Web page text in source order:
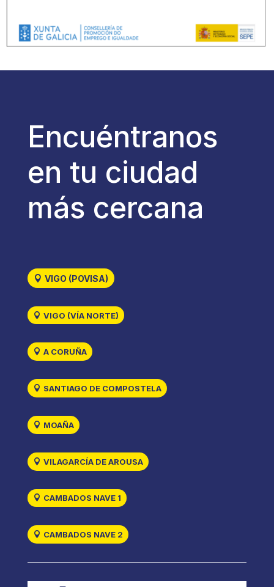
Encuéntranos
en tu ciudad
más cercana
VIGO (POVISA)
VIGO (VÍA NORTE)
A CORUÑA
SANTIAGO DE COMPOSTELA
MOAÑA
VILAGARCÍA DE AROUSA
CAMBADOS NAVE 1
CAMBADOS NAVE 2